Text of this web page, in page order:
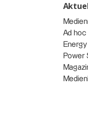
Ad hoc
Power